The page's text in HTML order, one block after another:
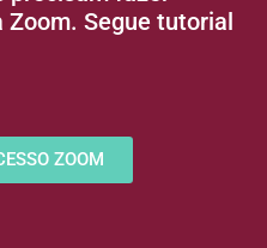
Segue tutorial
ZOOM